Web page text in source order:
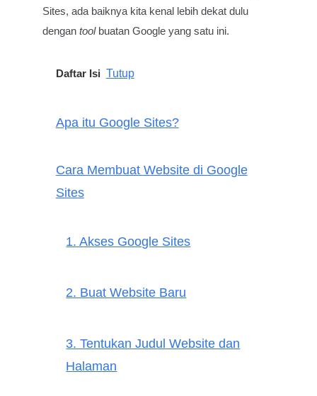
Sites, ada baiknya kita kenal lebih dekat dulu
dengantoolbuatan Google yang satu ini.
Daftar Isi Tutup
Apa itu Google Sites?
Cara Membuat Website di Google
Sites
1. Akses Google Sites
2. Buat Website Baru
3. Tentukan Judul Website dan
Halaman